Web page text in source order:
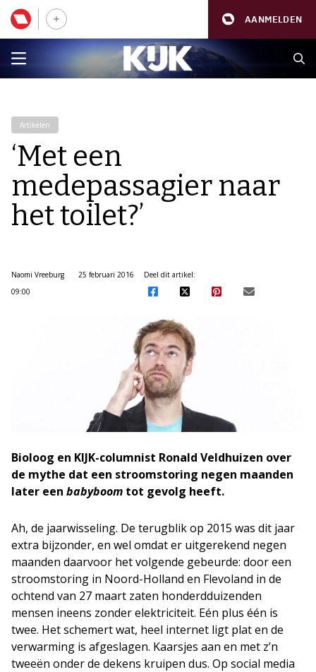
AANMELDEN
Artikelen
‘Met een
medepassagier naar
het toilet?’
Naomi Vreeburg
25 februari 2016
09:00
Deel dit artikel:
Bioloog en KIJK-columnist Ronald Veldhuizen over
de mythe dat een stroomstoring negen maanden
later een babyboom tot gevolg heeft.
Ah, de jaarwisseling. De terugblik op 2015 was dit jaar
extra bijzonder, en wel omdat er uitgerekend negen
maanden daarvoor het volgende gebeurde: door een
stroomstoring in Noord-Holland en Flevoland in de
ochtend van 27 maart zaten honderdduizenden
mensen ineens zonder elektriciteit. Eén plus één is
twee. Het schemert wat, heel internet ligt plat en de
verwarming is afgeslagen. Kaarsjes aan en met z’n
tweeën onder de dekens kruipen dus. Op social media